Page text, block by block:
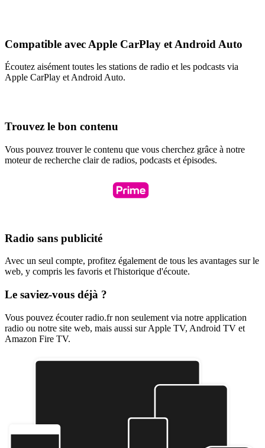
Compatible avec Apple CarPlay et Android Auto
Écoutez aisément toutes les stations de radio et les podcasts via
Apple CarPlay et Android Auto.
Trouvez le bon contenu
Vous pouvez trouver le contenu que vous cherchez grâce à notre
moteur de recherche clair de radios, podcasts et épisodes.
Radio sans publicité
Avec un seul compte, profitez également de tous les avantages sur le
web, y compris les favoris et l'historique d'écoute.
Le saviez-vous déjà ?
Vous pouvez écouter radio.fr non seulement via notre application
radio ou notre site web, mais aussi sur Apple TV, Android TV et
Amazon Fire TV.